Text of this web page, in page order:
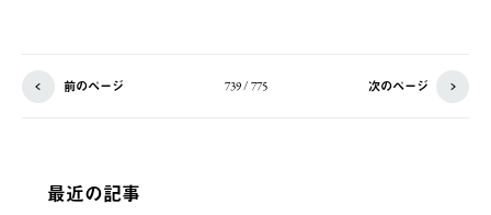
前のページ 739 / 775 次のページ
最近の記事